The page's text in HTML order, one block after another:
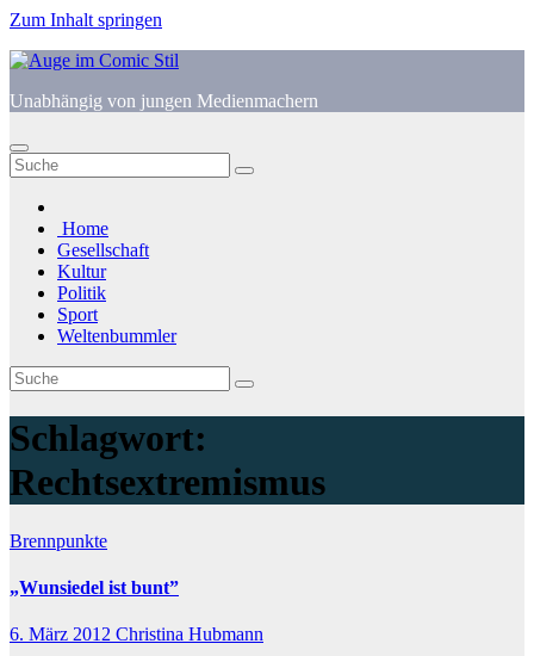
Zum Inhalt springen
Unabhängig von jungen Medienmachern
Home
Gesellschaft
Kultur
Politik
Sport
Weltenbummler
Schlagwort:
Rechtsextremismus
Brennpunkte
„Wunsiedel ist bunt”
6. März 2012 Christina Hubmann